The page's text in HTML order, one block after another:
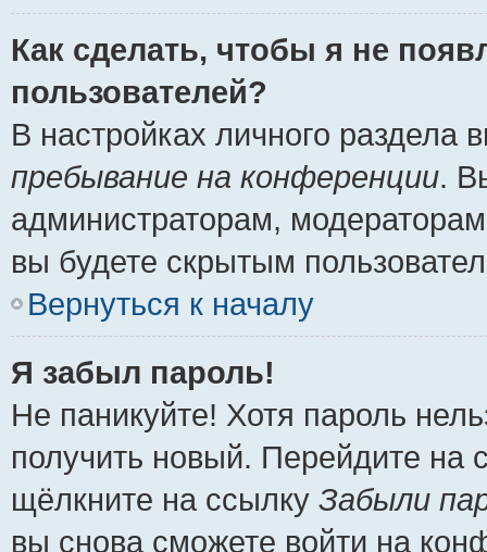
Как сделать, чтобы я не
пользователей?
В настройках личного
пребывание на конференции.
администраторам,
вы будете скрытым
Вернуться к началу
Я забыл пароль!
Не паникуйте! Хотя пароль
получить новый. Перейдите на
щёлкните на ссылку Забыли
вы снова сможете войти на